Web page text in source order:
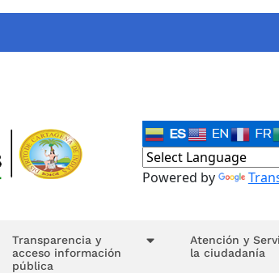
Powered by
Transparencia y
acceso información
pública
Atención y
la ciudadanía